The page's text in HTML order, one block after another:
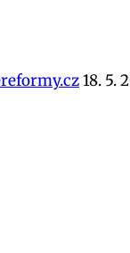
18. 5.